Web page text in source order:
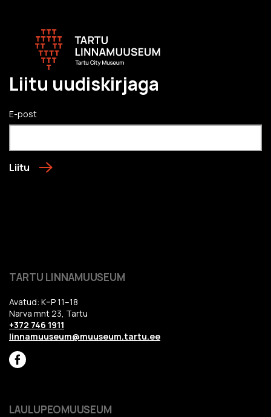
Liitu uudiskirjaga
E-post
Liitu
TARTU LINNAMUUSEUM
Avatud: K–P 11–18
Narva mnt 23, Tartu
+372 746 1911
linnamuuseum@muuseum.tartu.ee
LAULUPEOMUUSEUM